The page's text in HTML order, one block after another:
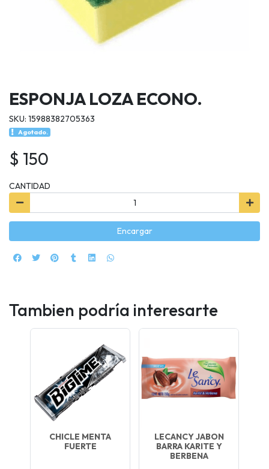
ESPONJA LOZA ECONO.
SKU: 15988382705363
Agotado.
$ 150
CANTIDAD
Encargar
Tambien podría interesarte
CHICLE MENTA
FUERTE
LECANCY JABON
BARRA KARITE Y
BERBENA